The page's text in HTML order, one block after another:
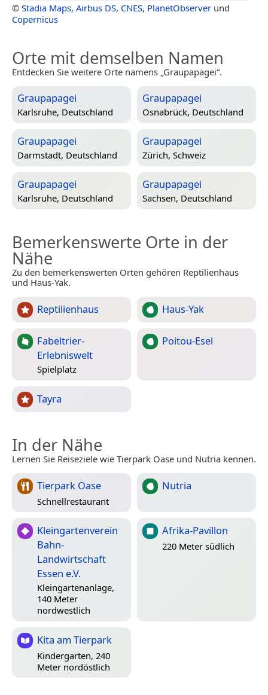
© Stadia Maps, Airbus DS, CNES, PlanetObserver und
Copernicus
Orte mit demselben Namen
Entdecken Sie weitere Orte namens „Graupapagei“.
Graupapagei
Karlsruhe, Deutschland
Graupapagei
Osnabrück, Deutschland
Graupapagei
Darmstadt, Deutschland
Graupapagei
Zürich, Schweiz
Graupapagei
Karlsruhe, Deutschland
Graupapagei
Sachsen, Deutschland
Bemerkenswerte Orte in der
Nähe
Zu den bemerkenswerten Orten gehören Reptilienhaus
und Haus-Yak.
Reptilienhaus Haus-Yak
Fabeltrier-
Erlebniswelt
Spielplatz
Poitou-Esel
Tayra
In der Nähe
Lernen Sie Reiseziele wie Tierpark Oase und Nutria kennen.
Tierpark Oase
Schnellrestaurant
Nutria
Kleingartenverein
Bahn-
Landwirtschaft
Essen e.V.
Kleingartenanlage,
140 Meter
nordwestlich
Afrika-Pavillon
220 Meter südlich
Kita am Tierpark
Kindergarten, 240
Meter nordöstlich